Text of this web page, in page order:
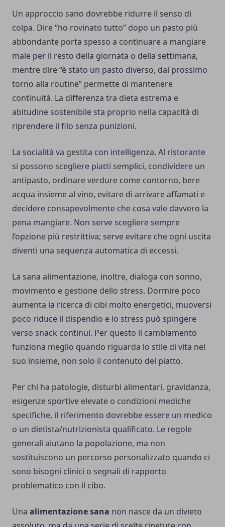
Un approccio sano dovrebbe ridurre il senso di
colpa. Dire “ho rovinato tutto” dopo un pasto più
abbondante porta spesso a continuare a mangiare
male per il resto della giornata o della settimana,
mentre dire “è stato un pasto diverso, dal prossimo
torno alla routine” permette di mantenere
continuità. La differenza tra dieta estrema e
abitudine sostenibile sta proprio nella capacità di
riprendere il filo senza punizioni.
La socialità va gestita con intelligenza. Al ristorante
si possono scegliere piatti semplici, condividere un
antipasto, ordinare verdure come contorno, bere
acqua insieme al vino, evitare di arrivare affamati e
decidere consapevolmente che cosa vale davvero la
pena mangiare. Non serve scegliere sempre
l’opzione più restrittiva; serve evitare che ogni uscita
diventi una sequenza automatica di eccessi.
La sana alimentazione, inoltre, dialoga con sonno,
movimento e gestione dello stress. Dormire poco
aumenta la ricerca di cibi molto energetici, muoversi
poco riduce il dispendio e lo stress può spingere
verso snack continui. Per questo il cambiamento
funziona meglio quando riguarda lo stile di vita nel
suo insieme, non solo il contenuto del piatto.
Per chi ha patologie, disturbi alimentari, gravidanza,
esigenze sportive elevate o condizioni mediche
specifiche, il riferimento dovrebbe essere un medico
o un dietista/nutrizionista qualificato. Le regole
generali aiutano la popolazione, ma non
sostituiscono un percorso personalizzato quando ci
sono bisogni clinici o segnali di rapporto
problematico con il cibo.
Una alimentazione sana non nasce da un divieto